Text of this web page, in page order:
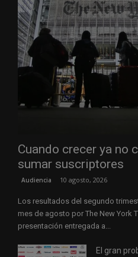
Cuando crecer ya no
sumar suscriptores
Audiencia 10 agosto, 2026
Los resultados del segundo
mes de agosto por The New York
presentación entregada a...
El gran